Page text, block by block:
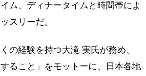
ム、ディナータイムと時間帯によ
スリーだ。
の経験を持つ大滝 実氏が務め、
ること」をモットーに、日本各地